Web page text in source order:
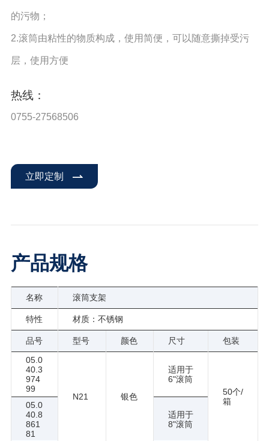
的污物；
2.滚筒由粘性的物质构成，使用简便，可以随意撕掉受污
层，使用方便
热线：
0755-27568506
立即定制
产品规格
名称 滚筒支架
特性 材质：不锈钢
品号 型号 颜色 尺寸
包装
05.0
40.3
974
99
N21
银色
适用于
6"滚筒
50个/
箱
05.0
40.8
861
81
适用于
8"滚筒